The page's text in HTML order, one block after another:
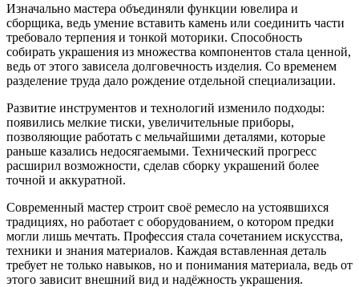
Изначально мастера объединяли функции ювелира и
сборщика, ведь умение вставить камень или соединить части
требовало терпения и тонкой моторики. Способность
собирать украшения из множества компонентов стала ценной,
ведь от этого зависела долговечность изделия. Со временем
разделение труда дало рождение отдельной специализации.
Развитие инструментов и технологий изменило подходы:
появились мелкие тиски, увеличительные приборы,
позволяющие работать с мельчайшими деталями, которые
раньше казались недосягаемыми. Технический прогресс
расширил возможности, сделав сборку украшений более
точной и аккуратной.
Современный мастер строит своё ремесло на устоявшихся
традициях, но работает с оборудованием, о котором предки
могли лишь мечтать. Профессия стала сочетанием искусства,
техники и знания материалов. Каждая вставленная деталь
требует не только навыков, но и понимания материала, ведь от
этого зависит внешний вид и надёжность украшения.